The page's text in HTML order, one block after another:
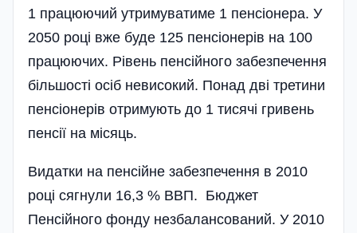
1 працюючий утримуватиме 1 пенсіонера. У
2050 році вже буде 125 пенсіонерів на 100
працюючих. Рівень пенсійного забезпечення
більшості осіб невисокий. Понад дві третини
пенсіонерів отримують до 1 тисячі гривень
пенсії на місяць.
Видатки на пенсійне забезпечення в 2010
році сягнули 16,3 % ВВП. Бюджет
Пенсійного фонду незбалансований. У 2010